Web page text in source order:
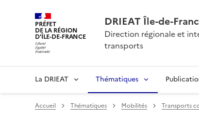
PRÉFET
DE LA RÉGION
D'ÎLE-DE-FRANCE
DRIEAT Île-de-
Direction régionale et
transports
La DRIEAT Thématiques
Accueil Thématiques Mobilités Transports